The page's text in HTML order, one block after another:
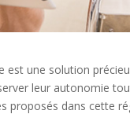
est une solution
leur autonomie
proposés dans cette